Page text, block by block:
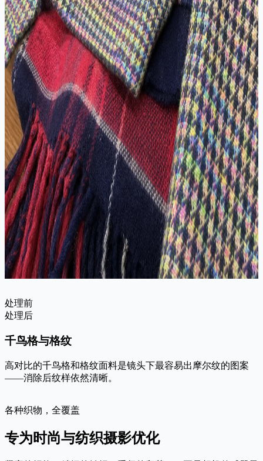
处理前
处理后
千鸟格与格纹
高对比的千鸟格和格纹面料是镜头下最容易出摩尔纹的图案
——消除后纹样依然清晰。
各种织物，全覆盖
专为时尚与纺织摄影优化